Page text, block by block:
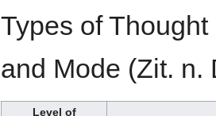
Types of
and Mode (Zit. n.
Level of